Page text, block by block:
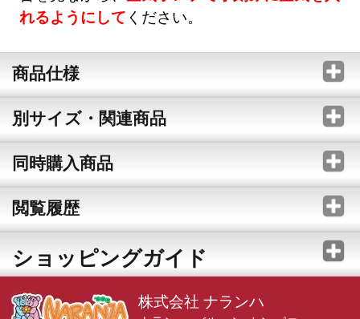
れるようにして ください。
商品仕様
別サイズ・関連商品
同時購入商品
閲覧履歴
ショッピングガイド
株式会社 ナランハ